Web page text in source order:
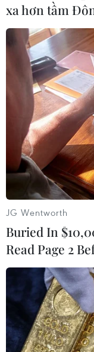
#Nắng nóng
#Lão hóa da
xa hơn tầm
JG Wentworth
Buried In
Read Page 2